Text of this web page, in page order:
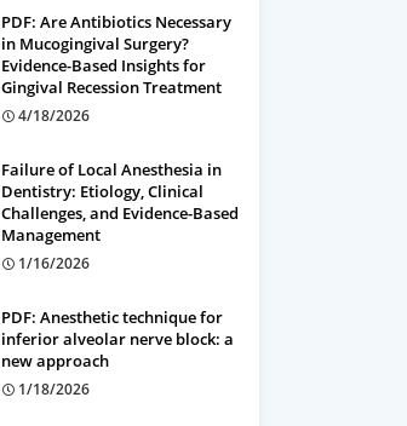
PDF: Are Antibiotics Necessary
in Mucogingival Surgery?
Evidence-Based Insights for
Gingival Recession Treatment
4/18/2026
Failure of Local Anesthesia in
Dentistry: Etiology, Clinical
Challenges, and Evidence-Based
Management
1/16/2026
PDF: Anesthetic technique for
inferior alveolar nerve block: a
new approach
1/18/2026